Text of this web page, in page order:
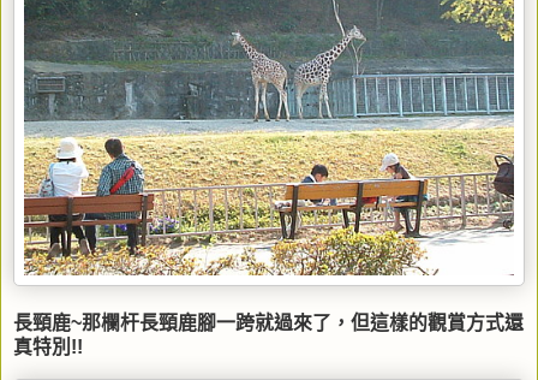
長頸鹿~那欄杆長頸鹿腳一跨就過來了，但這樣的觀賞方式還
真特別!!